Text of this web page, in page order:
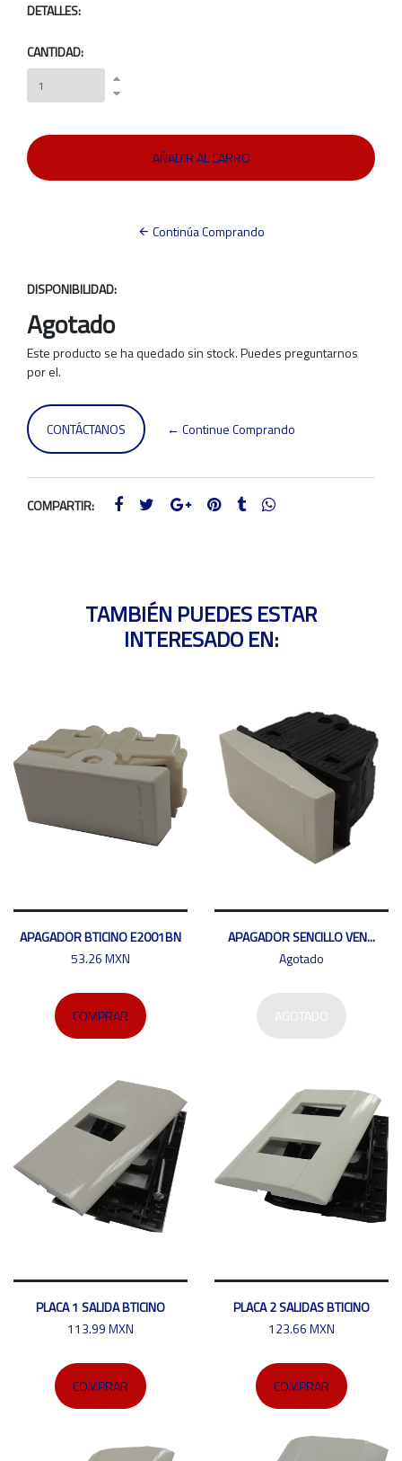
DETALLES:
CANTIDAD:
Continúa Comprando
DISPONIBILIDAD:
Agotado
Este producto se ha quedado sin stock. Puedes preguntarnos
por el.
CONTÁCTANOS ← Continue Comprando
COMPARTIR:
TAMBIÉN PUEDES ESTAR
INTERESADO EN:
APAGADOR BTICINO E2001BN
53.26 MXN
COMPRAR
APAGADOR SENCILLO VEN...
Agotado
PLACA 1 SALIDA BTICINO
113.99 MXN
COMPRAR
PLACA 2 SALIDAS BTICINO
123.66 MXN
COMPRAR